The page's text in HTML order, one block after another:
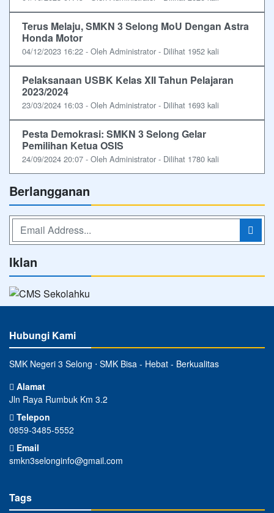
Terus Melaju, SMKN 3 Selong MoU Dengan Astra
Honda Motor
04/12/2023 16:22 - Oleh Administrator - Dilihat 1952 kali
Pelaksanaan USBK Kelas XII Tahun Pelajaran
2023/2024
23/03/2024 16:03 - Oleh Administrator - Dilihat 1693 kali
Pesta Demokrasi: SMKN 3 Selong Gelar
Pemilihan Ketua OSIS
24/09/2024 20:07 - Oleh Administrator - Dilihat 1780 kali
Berlangganan
Iklan
Hubungi Kami
SMK Negeri 3 Selong ⋅ SMK Bisa - Hebat - Berkualitas
Alamat
Jln Raya Rumbuk Km 3.2
Telepon
0859-3485-5552
Email
smkn3selonginfo@gmail.com
Tags